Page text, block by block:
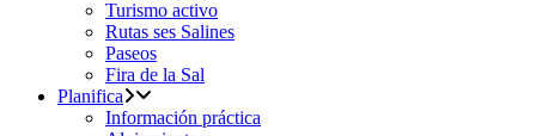
Turismo activo
Rutas ses Salines
Paseos
Fira de la Sal
Planifica
Información práctica